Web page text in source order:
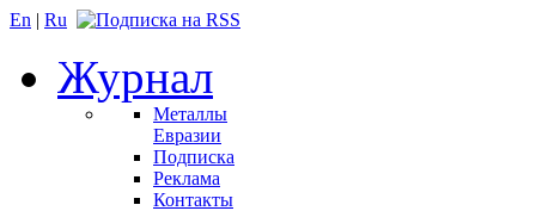
En | Ru
Журнал
Металлы
Евразии
Подписка
Реклама
Контакты